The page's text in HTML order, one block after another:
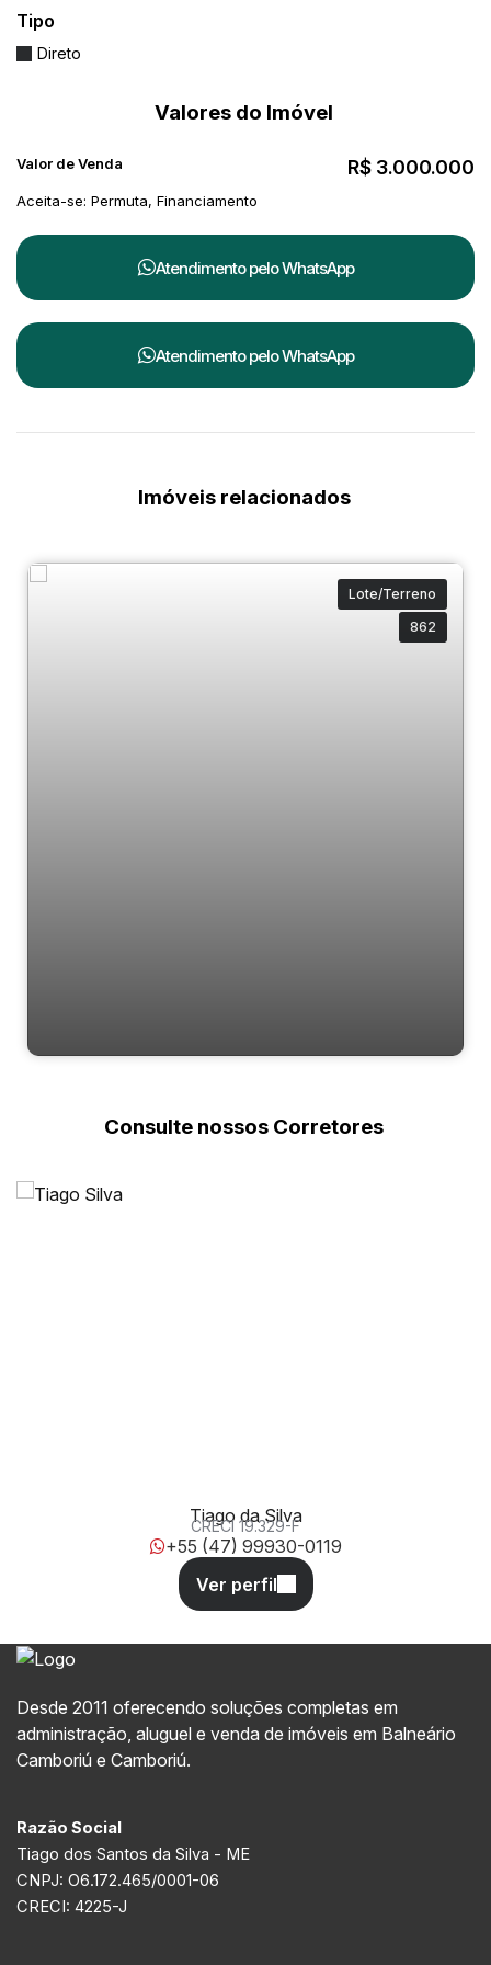
integração à natureza, em uma das regiões
mais valorizadas do litoral catarinense.
Tipo
Direto
Valores do Imóvel
R$ 3.000.000
Valor de Venda
Aceita-se: Permuta, Financiamento
Atendimento peloWhatsApp
Atendimento peloWhatsApp
Imóveis relacionados
Lote/Terreno
862
Consulte nossos Corretores
Tiago da Silva
CRECI 19.329-F
+55 (47) 99930-0119
Desde 2011 oferecendo soluções completas em
administração, aluguel e venda de imóveis em Balneário
Camboriú e Camboriú.
Razão Social
Tiago dos Santos da Silva - ME
CNPJ: O6.172.465/0001-06
CRECI: 4225-J